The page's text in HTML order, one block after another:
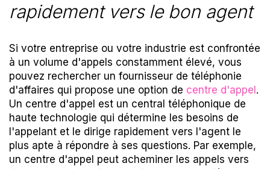
rapidement vers le bon agent
Si votre entreprise ou votre industrie est confrontée
à un volume d'appels constamment élevé, vous
pouvez rechercher un fournisseur de téléphonie
d'affaires qui propose une option de centre d'appel .
Un centre d'appel est un central téléphonique de
haute technologie qui détermine les besoins de
l'appelant et le dirige rapidement vers l'agent le
plus apte à répondre à ses questions. Par exemple,
un centre d'appel peut acheminer les appels vers